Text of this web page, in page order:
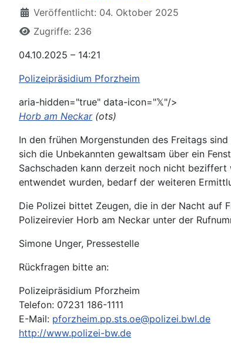
Veröffentlicht: 04. Oktober 2025
Zugriffe: 236
04.10.2025 – 14:21
Polizeipräsidium Pforzheim
aria-hidden="true" data-icon="𝕏"/>
Horb am Neckar(ots)
In den frühen Morgenstunden des Freitags
sich die Unbekannten gewaltsam über ein
Sachschaden kann derzeit noch nicht
entwendet wurden, bedarf der weiteren
Die Polizei bittet Zeugen, die in der Nacht auf
Polizeirevier Horb am Neckar unter der
Simone Unger, Pressestelle
Rückfragen bitte an:
Polizeipräsidium Pforzheim
Telefon: 07231 186-1111
E-Mail: pforzheim.pp.sts.oe@polizei.bwl.de
http://www.polizei-bw.de